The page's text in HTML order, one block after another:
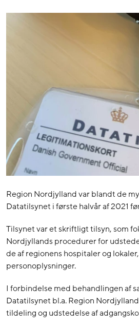
Region Nordjylland var blandt de
Datatilsynet i første halvår af 2021
Tilsynet var et skriftligt tilsyn, som
Nordjyllands procedurer for
de af regionens hospitaler og
personoplysninger.
I forbindelse med behandlingen af
Datatilsynet bl.a. Region
tildeling og udstedelse af